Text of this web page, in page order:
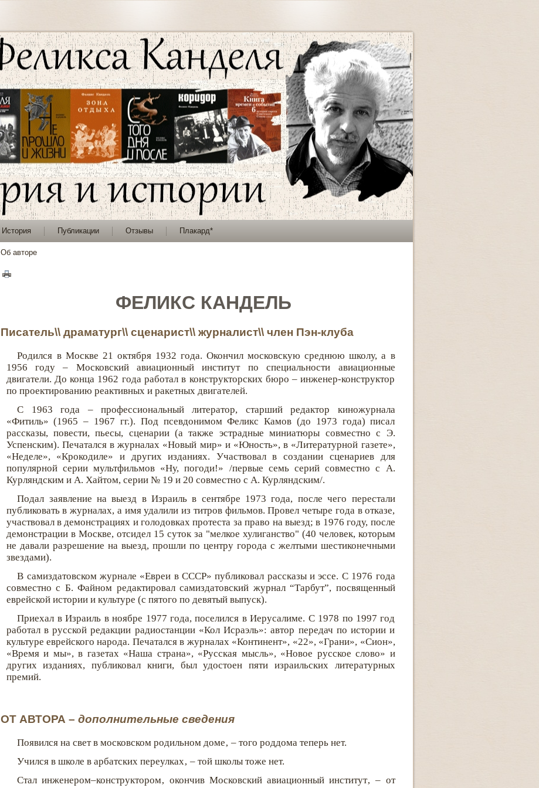
История Публикации Отзывы Плакард*
Об авторе
ФЕЛИКС КАНДЕЛЬ
Писатель\\ драматург\\ сценарист\\ журналист\\ член Пэн-клуба
Родился в Москве 21 октября 1932 года. Окончил московскую среднюю школу, а в
1956 году – Московский авиационный институт по специальности авиационные
двигатели. До конца 1962 года работал в конструкторских бюро – инженер-конструктор
по проектированию реактивных и ракетных двигателей.
С 1963 года – профессиональный литератор, старший редактор киножурнала
«Фитиль» (1965 – 1967 гг.). Под псевдонимом Феликс Камов (до 1973 года) писал
рассказы, повести, пьесы, сценарии (а также эстрадные миниатюры совместно с Э.
Успенским). Печатался в журналах «Новый мир» и «Юность», в «Литературной газете»,
«Неделе», «Крокодиле» и других изданиях. Участвовал в создании сценариев для
популярной серии мультфильмов «Ну, погоди!» /первые семь серий совместно с А.
Курляндским и А. Хайтом, серии № 19 и 20 совместно с А. Курляндским/.
Подал заявление на выезд в Израиль в сентябре 1973 года, после чего перестали
публиковать в журналах, а имя удалили из титров фильмов. Провел четыре года в отказе,
участвовал в демонстрациях и голодовках протеста за право на выезд; в 1976 году, после
демонстрации в Москве, отсидел 15 суток за "мелкое хулиганство" (40 человек, которым
не давали разрешение на выезд, прошли по центру города с желтыми шестиконечными
звездами).
В самиздатовском журнале «Евреи в СССР» публиковал рассказы и эссе. С 1976 года
совместно с Б. Файном редактировал самиздатовский журнал “Тарбут”, посвященный
еврейской истории и культуре (с пятого по девятый выпуск).
Приехал в Израиль в ноябре 1977 года, поселился в Иерусалиме. С 1978 по 1997 год
работал в русской редакции радиостанции «Кол Исраэль»: автор передач по истории и
культуре еврейского народа. Печатался в журналах «Континент», «22», «Грани», «Сион»,
«Время и мы», в газетах «Наша страна», «Русская мысль», «Новое русское слово» и
других изданиях, публиковал книги, был удостоен пяти израильских литературных
премий.
ОТ АВТОРА – дополнительные сведения
Появился на свет в московском родильном доме‚ – того роддома теперь нет.
Учился в школе в арбатских переулках‚ – той школы тоже нет.
Стал инженером–конструктором‚ окончив Московский авиационный институт‚ – от